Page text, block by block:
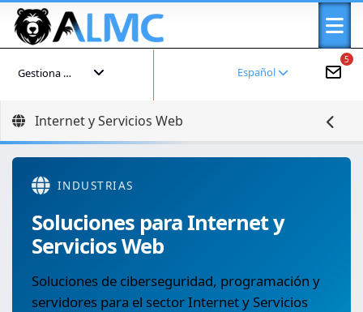
5
Español
Gestiona tu cuenta
Internet y Servicios Web
INDUSTRIAS
Soluciones para Internet y
Servicios Web
Soluciones de ciberseguridad, programación y
servidores para el sector Internet y Servicios